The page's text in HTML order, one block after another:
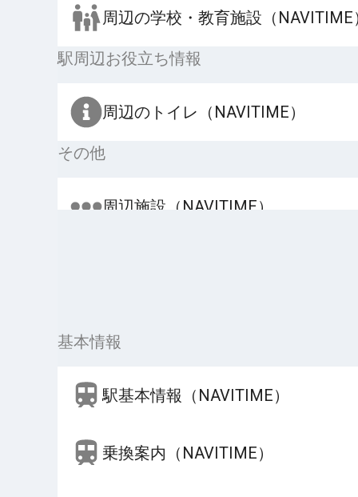
周辺の学校・教育施設（NAVITIME
駅周辺お役立ち情報
周辺のトイレ（NAVITIME）
その他
周辺施設（NAVITIME）
基本情報
駅基本情報（NAVITIME）
乗換案内（NAVITIME）